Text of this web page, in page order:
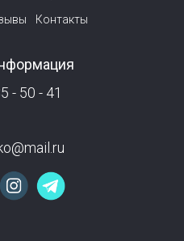
Контакты
- 50 - 41